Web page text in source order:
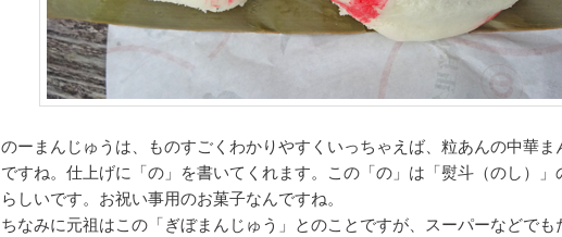
のーまんじゅうは、ものすごくわかりやすくいっちゃえば、粒あんの中華ま
ですね。仕上げに「の」を書いてくれます。この「の」は「熨斗（のし）」
らしいです。お祝い事用のお菓子なんですね。
ちなみに元祖はこの「ぎぼまんじゅう」とのことですが、スーパーなどでも